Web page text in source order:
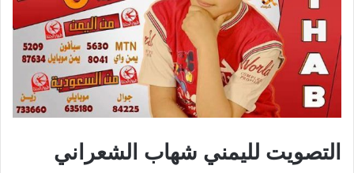
التصويت لليمني شهاب الشعراني